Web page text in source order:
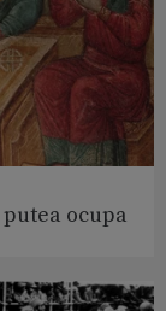
ocupa